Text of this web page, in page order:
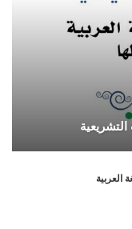
التشريعية
العربية